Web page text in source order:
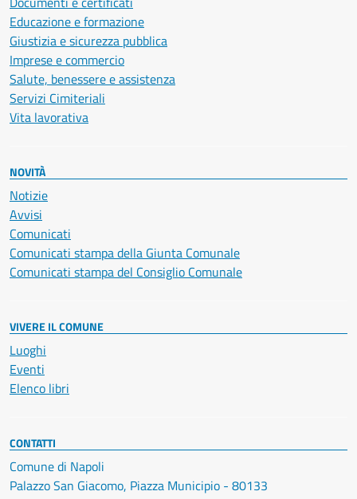
Educazione e formazione
Giustizia e sicurezza pubblica
Imprese e commercio
Salute, benessere e assistenza
Servizi Cimiteriali
Vita lavorativa
NOVITÀ
Notizie
Avvisi
Comunicati
Comunicati stampa della Giunta Comunale
Comunicati stampa del Consiglio Comunale
VIVERE IL COMUNE
Luoghi
Eventi
Elenco libri
CONTATTI
Comune di Napoli
Palazzo San Giacomo, Piazza Municipio - 80133